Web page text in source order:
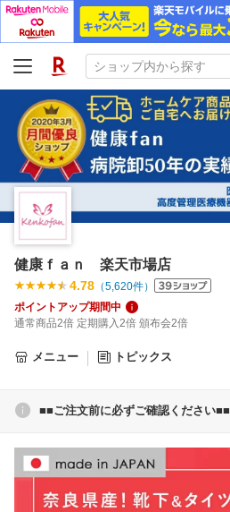
健康ｆａｎ 楽天市場店
4.78 （5,620件）
ポイントアップ期間中
通常商品2倍 定期購入2倍 頒布会2倍
メニュー トピックス
■■ご注文前に必ずご確認ください■■